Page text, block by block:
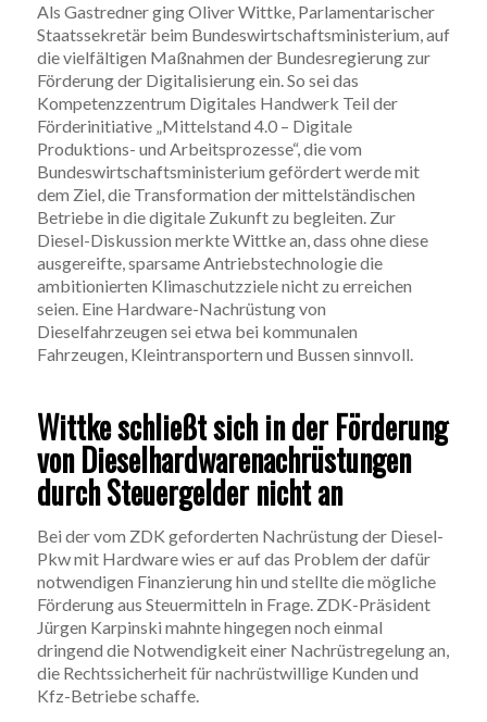
Als Gastredner ging Oliver Wittke, Parlamentarischer
Staatssekretär beim Bundeswirtschaftsministerium, auf
die vielfältigen Maßnahmen der Bundesregierung zur
Förderung der Digitalisierung ein. So sei das
Kompetenzzentrum Digitales Handwerk Teil der
Förderinitiative „Mittelstand 4.0 – Digitale
Produktions- und Arbeitsprozesse“, die vom
Bundeswirtschaftsministerium gefördert werde mit
dem Ziel, die Transformation der mittelständischen
Betriebe in die digitale Zukunft zu begleiten. Zur
Diesel-Diskussion merkte Wittke an, dass ohne diese
ausgereifte, sparsame Antriebstechnologie die
ambitionierten Klimaschutzziele nicht zu erreichen
seien. Eine Hardware-Nachrüstung von
Dieselfahrzeugen sei etwa bei kommunalen
Fahrzeugen, Kleintransportern und Bussen sinnvoll.
Wittke schließt sich in der Förderung
von Dieselhardwarenachrüstungen
durch Steuergelder nicht an
Bei der vom ZDK geforderten Nachrüstung der Diesel-
Pkw mit Hardware wies er auf das Problem der dafür
notwendigen Finanzierung hin und stellte die mögliche
Förderung aus Steuermitteln in Frage. ZDK-Präsident
Jürgen Karpinski mahnte hingegen noch einmal
dringend die Notwendigkeit einer Nachrüstregelung an,
die Rechtssicherheit für nachrüstwillige Kunden und
Kfz-Betriebe schaffe.